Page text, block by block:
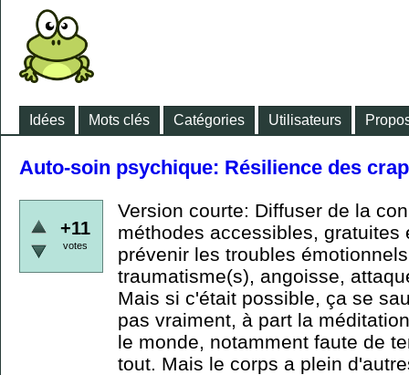
Idées Mots clés Catégories Utilisateurs
Auto-soin psychique: Résilience des
+11
votes
Version courte: Diffuser de la
méthodes accessibles, gratuites
prévenir les troubles
traumatisme(s), angoisse,
Mais si c'était possible, ça se
pas vraiment, à part la
le monde, notamment faute de
tout. Mais le corps a plein